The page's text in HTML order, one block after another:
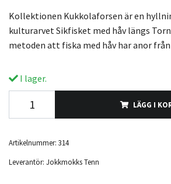
Kollektionen Kukkolaforsen är en
kulturarvet Sikfisket med håv längs
metoden att fiska med håv har anor från
I lager.
LÄGG I
Artikelnummer: 314
Leverantör: Jokkmokks Tenn